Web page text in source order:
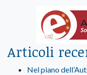
Articoli
Nel piano